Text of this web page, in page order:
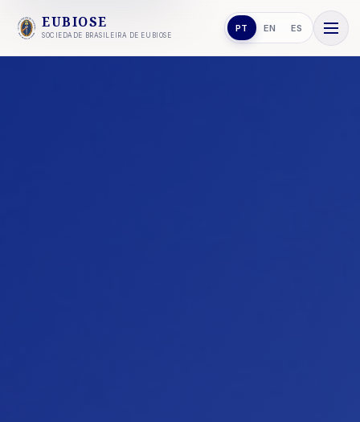
EUBIOSE
SOCIEDADE BRASILEIRA DE EUBIOSE
PT EN ES